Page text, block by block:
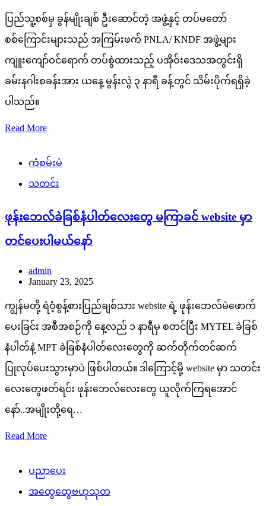
ပြည်သူ့စစ်မှ ခွန်မျိုးချစ် ဦးဆောင်တဲ့ အဖွဲ့နှင့် တပ်မတော်
စစ်ကြောင်းများသည် အကြမ်းဖက် PNLA/ KNDF အဖွဲ့များ
ကျူးကျော်ဝင်ရောက် တပ်စွဲထားသည့် ပအိုဝ်းဒေသအတွင်းရှိ
ခမ်းနဂါးစခန်းအား ယနေ့ မွန်းလွဲ ၃ နာရီ ခန့်တွင် သိမ်းပိုက်ရရှိခဲ့
ပါသည်။
Read More
ကံစမ်းမဲ
သတင်း
ဖုန်းဘေလ်ခဲခြစ်နံပါတ်လေးတွေ မကြာခင် website မှာ
တင်ပေးပါမယ်နော်
admin
January 23, 2025
ကျွန်မတို့ ရဲဝံ့စွန့်စားပြည်ချစ်သား website ရဲ့ ဖုန်းဘေလ်မဲဖောက်
ပေးခြင်း အစီအစဉ်ကို နေ့လည် ၁ နာရီမှ စတင်ပြီး MYTEL ခဲခြစ်
နံပါတ်နဲ့ MPT ခဲခြစ်နံပါတ်လေးတွေကို ဆက်တိုက်တင်ဆက်
ပြုလုပ်ပေးသွားမှာပဲ ဖြစ်ပါတယ်။ ဒါကြောင့်မို့ website မှာ သတင်း
လေးတွေဖတ်ရင်း ဖုန်းဘေလ်လေးတွေ ယူလိုက်ကြရအောင်
နော်..အမျိုးတို့ရေ…
Read More
ပညာပေး
အထွေထွေဗဟုသုတ